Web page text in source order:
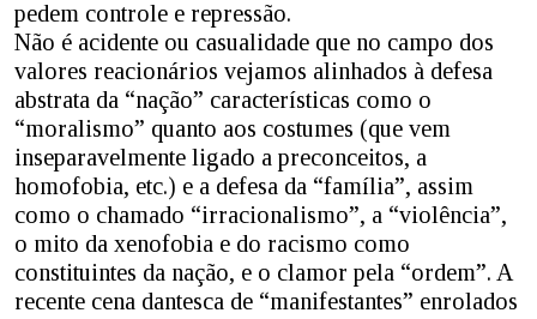
pedem controle e repressão.
Não é acidente ou casualidade que no campo dos
valores reacionários vejamos alinhados à defesa
abstrata da “nação” características como o
“moralismo” quanto aos costumes (que vem
inseparavelmente ligado a preconceitos, a
homofobia, etc.) e a defesa da “família”, assim
como o chamado “irracionalismo”, a “violência”,
o mito da xenofobia e do racismo como
constituintes da nação, e o clamor pela “ordem”. A
recente cena dantesca de “manifestantes” enrolados